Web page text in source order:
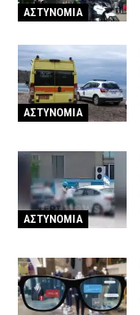
ΑΣΤΥΝΟΜΙΑ
ΑΣΤΥΝΟΜΙΑ
ΑΣΤΥΝΟΜΙΑ